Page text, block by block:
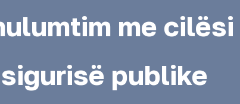
me
publike